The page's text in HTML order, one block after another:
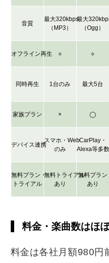
音質
最大320kbps
（MP3）
最大
（Ogg）
オフライン再生 ○ ○
同時再生 1台のみ 最大5台
家族プラン × ◯
デバイス連携
スマホ・Web
のみ
CarPlay・
Alexa等多数
無料プラン・
トライアル
無料トライアル
あり
無料プラン
あり
料金・楽曲数はほ
料金は各社月額980円